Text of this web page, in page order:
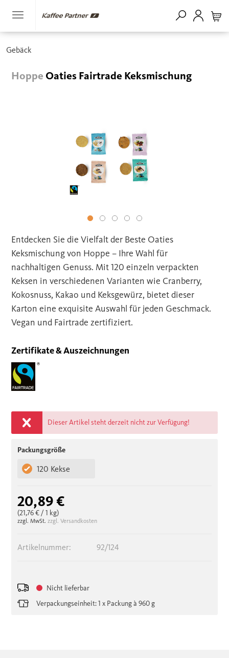
Gebäck
Hoppe Oaties Fairtrade Keksmischung
Entdecken Sie die Vielfalt der Beste Oaties
Keksmischung von Hoppe – Ihre Wahl für
nachhaltigen Genuss. Mit 120 einzeln verpackten
Keksen in verschiedenen Varianten wie Cranberry,
Kokosnuss, Kakao und Keksgewürz, bietet dieser
Karton eine exquisite Auswahl für jeden Geschmack.
Vegan und Fairtrade zertifiziert.
Zertifikate & Auszeichnungen
Dieser Artikel steht derzeit nicht zur Verfügung!
Packungsgröße
120 Kekse
20,89 €
(21,76 €/ 1 kg)
zzgl. MwSt. zzgl. Versandkosten
Nicht lieferbar
Verpackungseinheit: 1 x Packung à 960 g
Artikelnummer: 92/124